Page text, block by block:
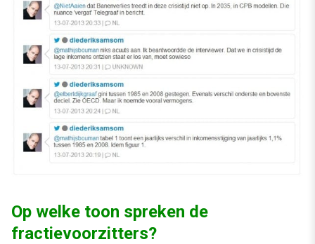
Op welke toon spreken de
fractievoorzitters?